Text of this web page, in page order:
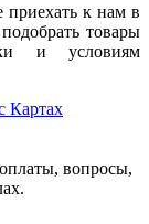
приехать к нам в
товары
и условиям
Картах
вопросы,